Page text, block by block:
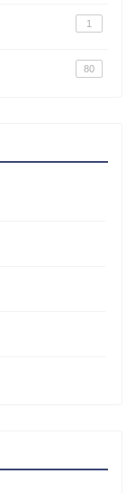
1
80